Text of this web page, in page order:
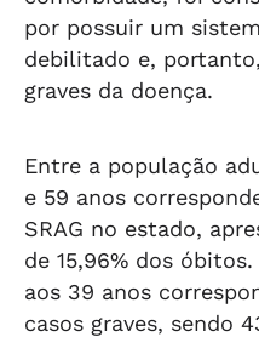
por possuir um
debilitado e,
graves da doença.
Entre a população
e 59 anos
SRAG no estado,
de 15,96% dos
aos 39 anos
casos graves, sendo